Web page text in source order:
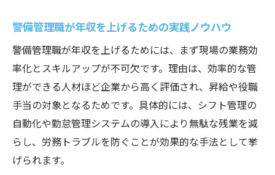
警備管理職が年収を上げるための実践ノウハウ
警備管理職が年収を上げるためには、まず現場の業務効
率化とスキルアップが不可欠です。理由は、効率的な管
理ができる人材ほど企業から高く評価され、昇給や役職
手当の対象となるためです。具体的には、シフト管理の
自動化や勤怠管理システムの導入により無駄な残業を減
らし、労務トラブルを防ぐことが効果的な手法として挙
げられます。